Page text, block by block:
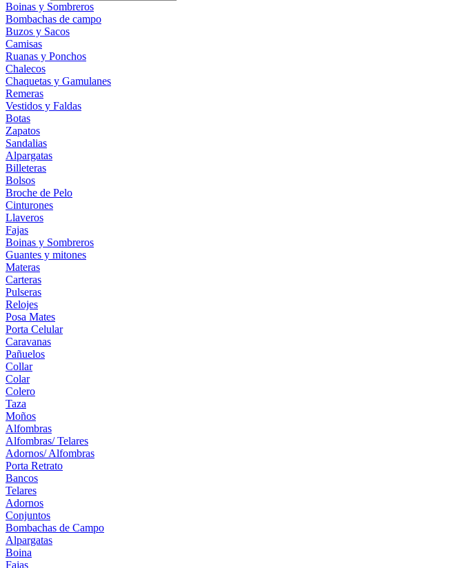
Boinas y Sombreros
Bombachas de campo
Buzos y Sacos
Camisas
Ruanas y Ponchos
Chalecos
Chaquetas y Gamulanes
Remeras
Vestidos y Faldas
Botas
Zapatos
Sandalias
Alpargatas
Billeteras
Bolsos
Broche de Pelo
Cinturones
Llaveros
Fajas
Boinas y Sombreros
Guantes y mitones
Materas
Carteras
Pulseras
Relojes
Posa Mates
Porta Celular
Caravanas
Pañuelos
Collar
Colar
Colero
Taza
Moños
Alfombras
Alfombras/ Telares
Adornos/ Alfombras
Porta Retrato
Bancos
Telares
Adornos
Conjuntos
Bombachas de Campo
Alpargatas
Boina
Fajas